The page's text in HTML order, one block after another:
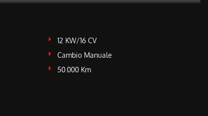
12 KW/16 CV
Cambio Manuale
50.000 Km